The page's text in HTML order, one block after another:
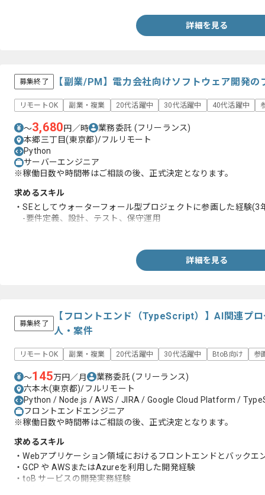
詳細を見る
募集終了 【副業/PM】電力会社向けソフトウェア開発
リモートOK 副業・複業 20代活躍中 30代活躍中 40代活躍中
〜3,680円／時 業務委託 (フリーランス)
本郷三丁目(東京都)/フルリモート
Python
サーバーエンジニア
※稼働日数や時間帯はご相談の後、正式決定となります。
求めるスキル
・SEとしてウォーターフォール型プロジェクトに参画した経験(3
-要件定義、設計、テスト、保守運用
詳細を見る
募集終了
【フロントエンド（TypeScript）】AI関連プ
人・案件
リモートOK 副業・複業 20代活躍中 30代活躍中 BtoB向け 参
〜145万円／月 業務委託(フリーランス)
六本木(東京都)/フルリモート
Python / Node.js / AWS / JIRA / Google Cloud Platform /
フロントエンドエンジニア
※稼働日数や時間帯はご相談の後、正式決定となります。
求めるスキル
・Webアプリケーション領域におけるフロントエンドとバックエ
・GCP や AWSまたはAzureを利用した開発経験
・toB サービスの開発実務経験